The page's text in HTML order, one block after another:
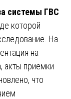
системы ГВС
которой
На
на
акты приемки
что